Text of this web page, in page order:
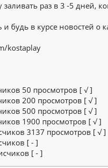
заливать раз в 3 -5 дней,
будь в курсе новостей о
kostaplay
50 просмотров [ √ ]
200 просмотров [ √ ]
500 просмотров [ √ ]
1900 просмотров [ √ ]
3137 просмотров [ √ ]
[ - ]
[ - ]